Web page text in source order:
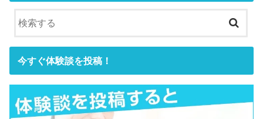
今すぐ体験談を投稿！